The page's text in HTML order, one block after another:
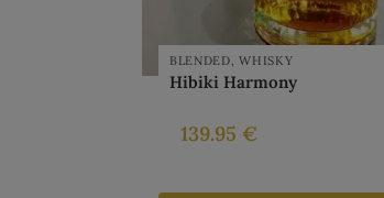
BLENDED ,WHISKY
Hibiki Harmony
139.95 €